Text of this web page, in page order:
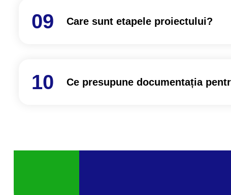
Care sunt etapele proiectului?
Ce presupune documentația